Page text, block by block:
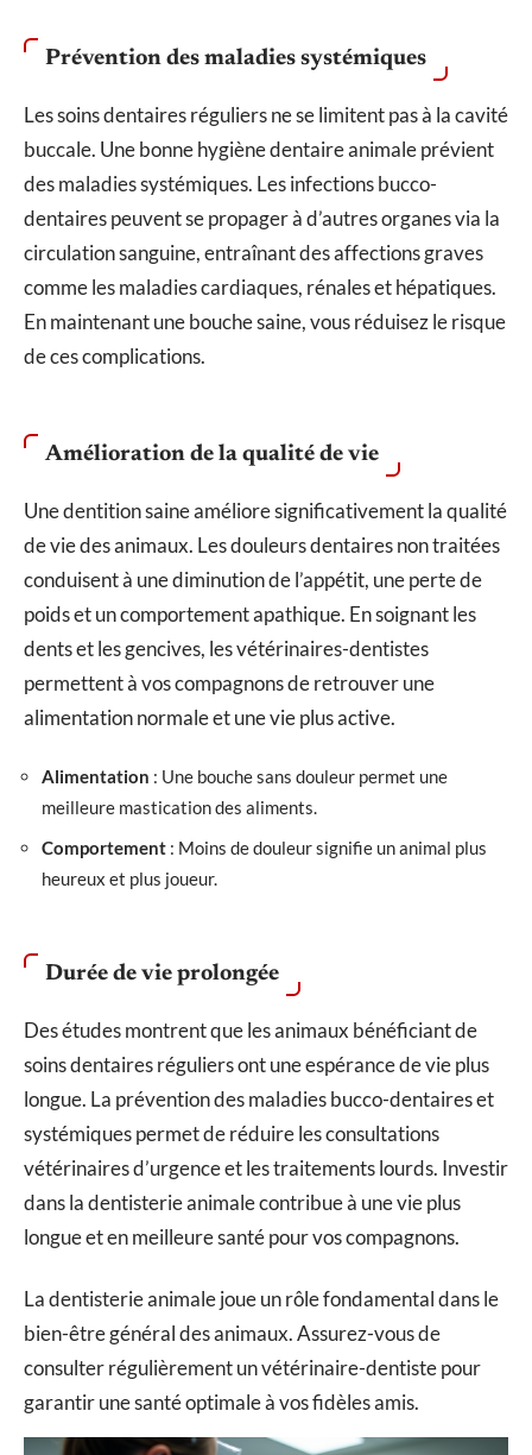
Prévention des maladies systémiques
Les soins dentaires réguliers ne se limitent pas à la cavité
buccale. Une bonne hygiène dentaire animale prévient
des maladies systémiques. Les infections bucco-
dentaires peuvent se propager à d’autres organes via la
circulation sanguine, entraînant des affections graves
comme les maladies cardiaques, rénales et hépatiques.
En maintenant une bouche saine, vous réduisez le risque
de ces complications.
Amélioration de la qualité de vie
Une dentition saine améliore significativement la qualité
de vie des animaux. Les douleurs dentaires non traitées
conduisent à une diminution de l’appétit, une perte de
poids et un comportement apathique. En soignant les
dents et les gencives, les vétérinaires-dentistes
permettent à vos compagnons de retrouver une
alimentation normale et une vie plus active.
Alimentation : Une bouche sans douleur permet une
meilleure mastication des aliments.
Comportement : Moins de douleur signifie un animal plus
heureux et plus joueur.
Durée de vie prolongée
Des études montrent que les animaux bénéficiant de
soins dentaires réguliers ont une espérance de vie plus
longue. La prévention des maladies bucco-dentaires et
systémiques permet de réduire les consultations
vétérinaires d’urgence et les traitements lourds. Investir
dans la dentisterie animale contribue à une vie plus
longue et en meilleure santé pour vos compagnons.
La dentisterie animale joue un rôle fondamental dans le
bien-être général des animaux. Assurez-vous de
consulter régulièrement un vétérinaire-dentiste pour
garantir une santé optimale à vos fidèles amis.